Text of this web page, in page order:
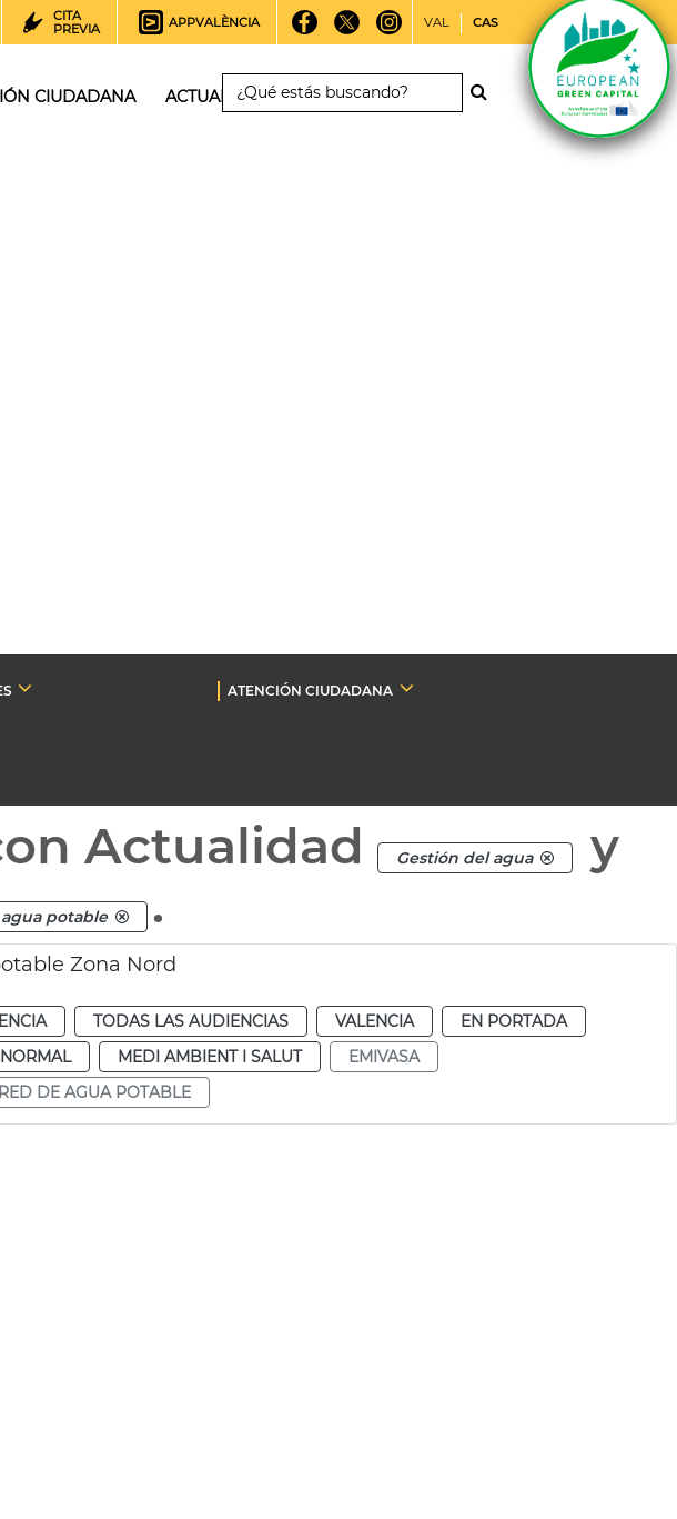
CITA
PREVIA
APPVALÈNCIA VAL CAS
CIUDADANA ACTUALIDAD
ATENCIÓN CIUDADANA
Actualidad Gestión del agua
y
potable .
Zona Nord
TODAS LAS AUDIENCIAS VALENCIA
EN PORTADA
NORMAL MEDI AMBIENT I SALUT
EMIVASA
RED DE AGUA POTABLE